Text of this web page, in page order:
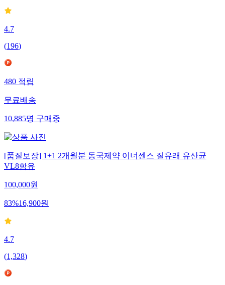
4.7
(196)
480 적립
무료배송
10,885명 구매중
[품질보장] 1+1 2개월분 동국제약 이너센스 질유래 유산균
VL8함유
100,000원
83%16,900원
4.7
(1,328)